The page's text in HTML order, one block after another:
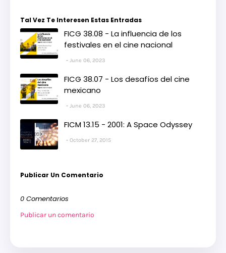
Tal Vez Te Interesen Estas Entradas
FICG 38.08 - La influencia de los
festivales en el cine nacional
June 06, 2023
FICG 38.07 - Los desafíos del cine
mexicano
June 06, 2023
FICM 13.15 - 2001: A Space Odyssey
October 27, 2015
Publicar Un Comentario
0 Comentarios
Publicar un comentario